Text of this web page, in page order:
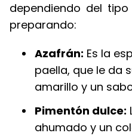
dependiendo del
preparando:
Azafrán: Es la
paella, que le da
amarillo y un
Pimentón dulce:
ahumado y un